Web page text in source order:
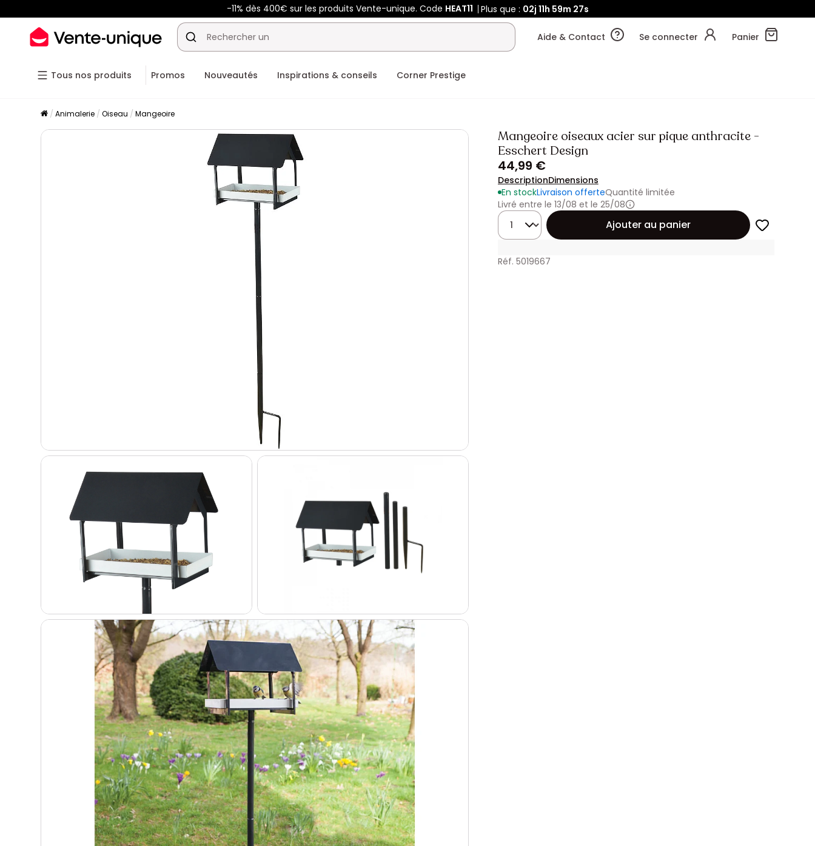
-11% dès 400€ sur les produits Vente-unique. Code HEAT11 Plus que : 02j 11h 59m 24s
Aide & Contact Se connecter Panier
Tous nos produits Promos Nouveautés Inspirations & conseils Corner Prestige
Animalerie Oiseau Mangeoire
Mangeoire oiseaux acier sur pique anthracite -
Esschert Design
44,99 €
DescriptionDimensions
En stockLivraison offerteQuantité limitée
Livré entre le 13/08 et le 25/08
Quantité
Ajouter au panier
Réf. 5019667